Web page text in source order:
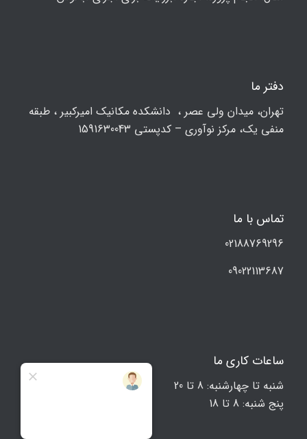
دفتر ما
تهران، ميدان ولي عصر ، دانشکده مكانيك امیرکبیر ، طبقه
منفی یک، مرکز نوآوری – کدپستی 1591630043
تماس با ما
02188769296
09022113687
ساعات کاری ما
شنبه تا چهارشنبه: 8 تا 20
پنج شنبه: 8 تا 18